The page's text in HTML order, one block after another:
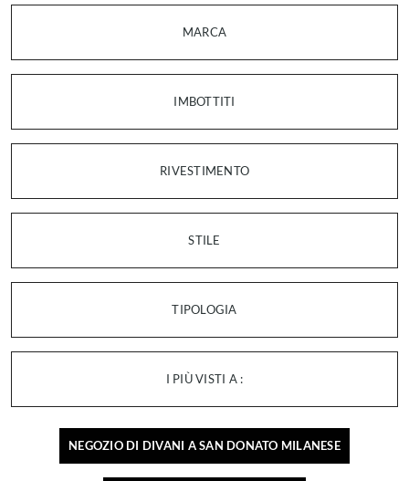
MARCA
IMBOTTITI
RIVESTIMENTO
STILE
TIPOLOGIA
I PIÙ VISTI A :
NEGOZIO DI DIVANI A SAN DONATO MILANESE